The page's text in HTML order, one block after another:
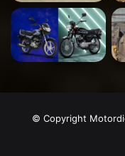
© Copyright